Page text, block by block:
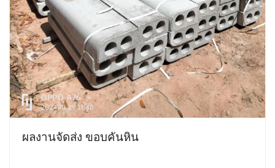
ผลงานจัดส่ง ขอบคันหิน